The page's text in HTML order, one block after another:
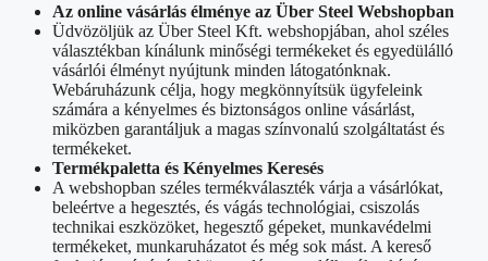
Az online vásárlás élménye az Über Steel Webshopban
Üdvözöljük az Über Steel Kft. webshopjában, ahol széles
választékban kínálunk minőségi termékeket és egyedülálló
vásárlói élményt nyújtunk minden látogatónknak.
Webáruházunk célja, hogy megkönnyítsük ügyfeleink
számára a kényelmes és biztonságos online vásárlást,
miközben garantáljuk a magas színvonalú szolgáltatást és
termékeket.
Termékpaletta és Kényelmes Keresés
A webshopban széles termékválaszték várja a vásárlókat,
beleértve a hegesztés, és vágás technológiai, csiszolás
technikai eszközöket, hegesztő gépeket, munkavédelmi
termékeket, munkaruházatot és még sok mást. A kereső